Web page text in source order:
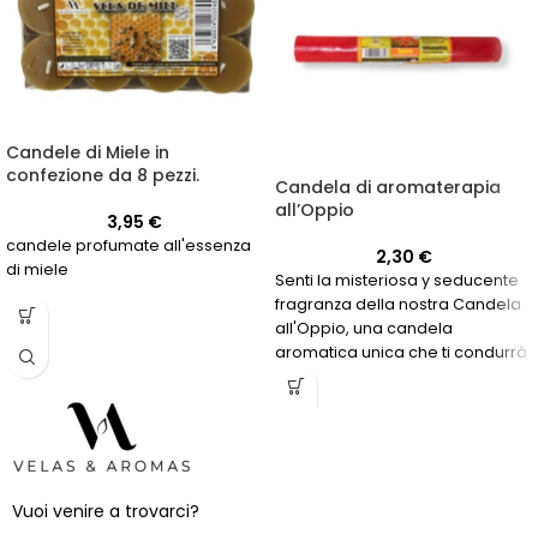
Candele di Miele in
confezione da 8 pezzi.
3,95 €
candele profumate all'essenza
di miele
Candela di aromaterapia
all’Oppio
2,30 €
Senti la misteriosa y seducente
fragranza della nostra Candela
all'Oppio, una candela
aromatica unica che ti condurrà
in un mondo di sensazioni
intense e rilassanti.
Vuoi venire a trovarci?